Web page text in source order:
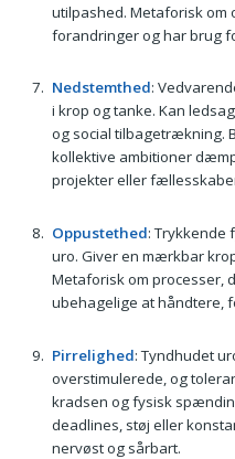
utilpashed. Metaforisk om
forandringer og har brug
Nedstemthed:
i krop og tanke. Kan
og social tilbagetrækning.
kollektive ambitioner
projekter eller
Oppustethed: Trykkende
uro. Giver en mærkbar
Metaforisk om processer,
ubehagelige at håndtere,
Pirrelighed: Tyndhudet
overstimulerede, og
kradsen og fysisk
deadlines, støj eller
nervøst og sårbart.